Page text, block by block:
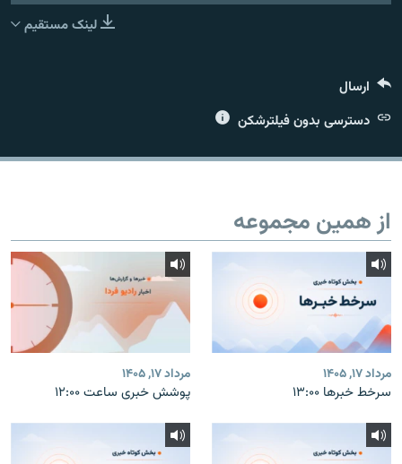
لینک مستقیم
ارسال
دسترسی بدون فیلترشکن
از همین مجموعه
مرداد ۱۷, ۱۴۰۵
سرخط خبرها ۱۳:۰۰
مرداد ۱۷, ۱۴۰۵
پوشش خبری ساعت ۱۲:۰۰